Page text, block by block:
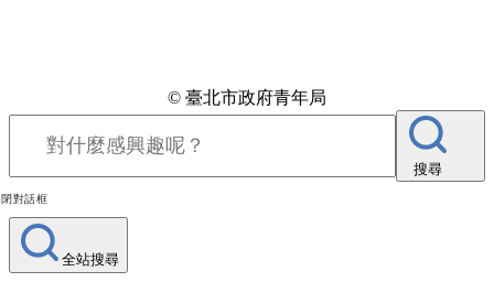
© 臺北市政府青年局
搜尋
對話框
全站搜尋